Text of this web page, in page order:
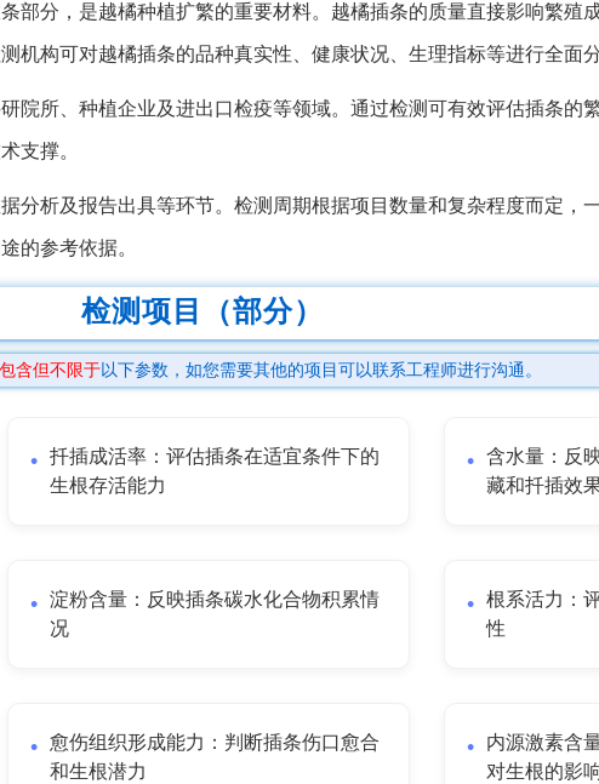
部分，是越橘种植扩繁的重要材料。越橘插条的质量直接影响繁殖
机构可对越橘插条的品种真实性、健康状况、生理指标等进行全面分
院所、种植企业及进出口检疫等领域。通过检测可有效评估插条的
支撑。
分析及报告出具等环节。检测周期根据项目数量和复杂程度而定，
的参考依据。
检测项目（部分）
包含但不限于以下参数，如您需要其他的项目可以联系工程师进行沟通。
扦插成活率：评估插条在适宜条件下的
生根存活能力
含水量：反
藏和扦插效
淀粉含量：反映插条碳水化合物积累情
况
根系活力：
性
愈伤组织形成能力：判断插条伤口愈合
和生根潜力
内源激素含
对生根的影